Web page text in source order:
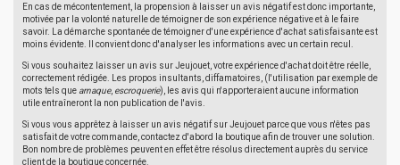
En cas de mécontentement, la propension à laisser un avis négatif est donc importante,
motivée par la volonté naturelle de témoigner de son expérience négative et à le faire
savoir. La démarche spontanée de témoigner d'une expérience d'achat satisfaisante est
moins évidente. Il convient donc d'analyser les informations avec un certain recul.
Si vous souhaitez laisser un avis sur Jeujouet, votre expérience d'achat doit être réelle,
correctement rédigée. Les propos insultants, diffamatoires, (l'utilisation par exemple de
mots tels que arnaque, escroquerie), les avis qui n'apporteraient aucune information
utile entraîneront la non publication de l'avis.
Si vous vous apprêtez à laisser un avis négatif sur Jeujouet parce que vous n'êtes pas
satisfait de votre commande, contactez d'abord la boutique afin de trouver une solution.
Bon nombre de problèmes peuvent en effet être résolus directement auprès du service
client de la boutique concernée.